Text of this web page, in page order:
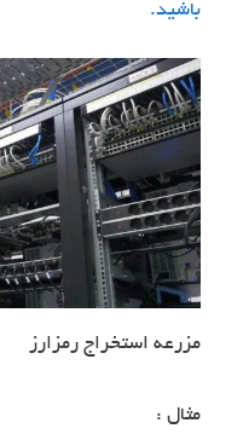
باشید.
مزرعه استخراج رمزارز
مثال :